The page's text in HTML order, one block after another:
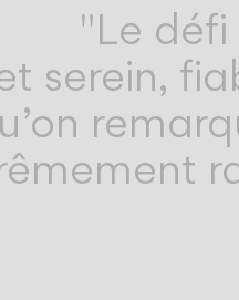
"Le
serein,